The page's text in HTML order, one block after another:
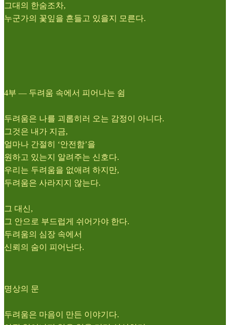
그대의 한숨조차,
누군가의 꽃잎을 흔들고 있을지 모른다.
4부 ― 두려움 속에서 피어나는 쉼
두려움은 나를 괴롭히러 오는 감정이 아니다.
그것은 내가 지금,
얼마나 간절히 ‘안전함’을
원하고 있는지 알려주는 신호다.
우리는 두려움을 없애려 하지만,
두려움은 사라지지 않는다.
그 대신,
그 안으로 부드럽게 쉬어가야 한다.
두려움의 심장 속에서
신뢰의 숨이 피어난다.
명상의 문
두려움은 마음이 만든 이야기다.